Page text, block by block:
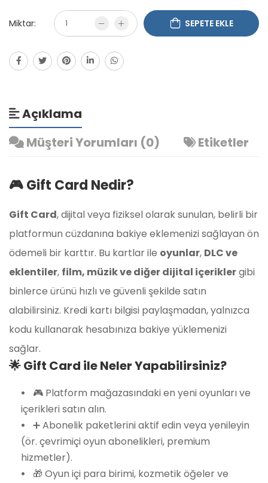
Miktar: SEPETE EKLE
Açıklama
Müşteri Yorumları (0)
Etiketler
🎮 Gift Card Nedir?
Gift Card, dijital veya fiziksel olarak sunulan, belirli bir
platformun cüzdanına bakiye eklemenizi sağlayan ön
ödemeli bir karttır. Bu kartlar ile oyunlar, DLC ve
eklentiler, film, müzik ve diğer dijital içeriklergibi
binlerce ürünü hızlı ve güvenli şekilde satın
alabilirsiniz. Kredi kartı bilgisi paylaşmadan, yalnızca
kodu kullanarak hesabınıza bakiye yüklemenizi
sağlar.
🌟 Gift Card ile Neler Yapabilirsiniz?
🎮 Platform mağazasındaki en yeni oyunları ve
içerikleri satın alın.
➕ Abonelik paketlerini aktif edin veya yenileyin
(ör. çevrimiçi oyun abonelikleri, premium
hizmetler).
🎁 Oyun içi para birimi, kozmetik öğeler ve